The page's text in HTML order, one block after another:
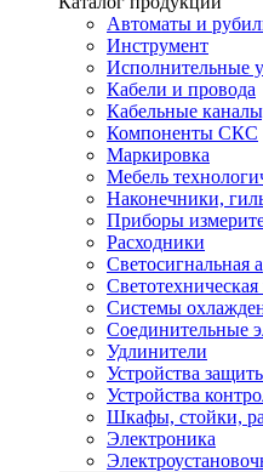
Автоматы и
Инструмент
Исполнительные
Кабели и провода
Кабельные
Компоненты СКС
Маркировка
Мебель
Наконечники,
Приборы
Расходники
Светосигнальная
Системы
Соединительные
Удлинители
Устройства
Устройства
Шкафы, стойки,
Электроника